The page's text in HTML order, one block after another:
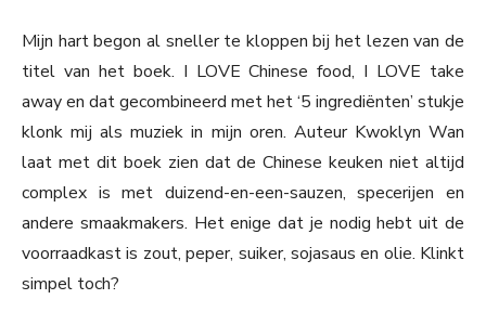
Mijn hart begon al sneller te kloppen bij het lezen van de
titel van het boek. I LOVE Chinese food, I LOVE take
away en dat gecombineerd met het ‘5 ingrediënten’ stukje
klonk mij als muziek in mijn oren. Auteur Kwoklyn Wan
laat met dit boek zien dat de Chinese keuken niet altijd
complex is met duizend-en-een-sauzen, specerijen en
andere smaakmakers. Het enige dat je nodig hebt uit de
voorraadkast is zout, peper, suiker, sojasaus en olie. Klinkt
simpel toch?